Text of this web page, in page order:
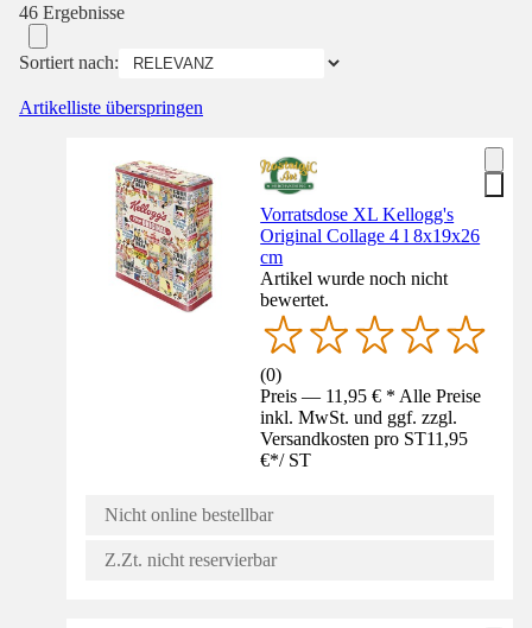
46 Ergebnisse
Sortiert nach:
Artikelliste überspringen
Vorratsdose XL Kellogg's
Original Collage 4 l 8x19x26
cm
Artikel wurde noch nicht
bewertet.
(0)
Preis — 11,95 € * Alle Preise
inkl. MwSt. und ggf. zzgl.
Versandkosten pro ST11,95
€*/ ST
Nicht online bestellbar
Z.Zt. nicht reservierbar